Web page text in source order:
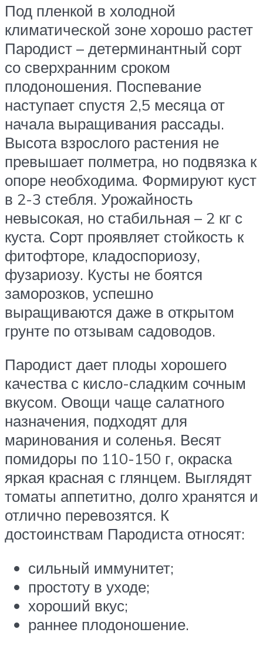
Под пленкой в холодной
климатической зоне хорошо растет
Пародист – детерминантный сорт
со сверхранним сроком
плодоношения. Поспевание
наступает спустя 2,5 месяца от
начала выращивания рассады.
Высота взрослого растения не
превышает полметра, но подвязка к
опоре необходима. Формируют куст
в 2-3 стебля. Урожайность
невысокая, но стабильная – 2 кг с
куста. Сорт проявляет стойкость к
фитофторе, кладоспориозу,
фузариозу. Кусты не боятся
заморозков, успешно
выращиваются даже в открытом
грунте по отзывам садоводов.
Пародист дает плоды хорошего
качества с кисло-сладким сочным
вкусом. Овощи чаще салатного
назначения, подходят для
маринования и соленья. Весят
помидоры по 110-150 г, окраска
яркая красная с глянцем. Выглядят
томаты аппетитно, долго хранятся и
отлично перевозятся. К
достоинствам Пародиста относят:
сильный иммунитет;
простоту в уходе;
хороший вкус;
раннее плодоношение.